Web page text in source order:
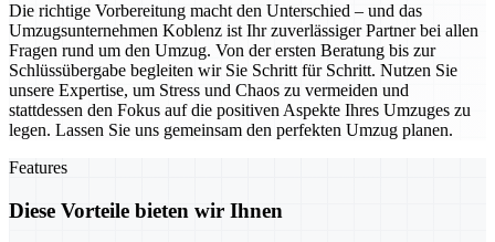
Die richtige Vorbereitung macht den Unterschied – und das
Umzugsunternehmen Koblenz ist Ihr zuverlässiger Partner bei allen
Fragen rund um den Umzug. Von der ersten Beratung bis zur
Schlüssübergabe begleiten wir Sie Schritt für Schritt. Nutzen Sie
unsere Expertise, um Stress und Chaos zu vermeiden und
stattdessen den Fokus auf die positiven Aspekte Ihres Umzuges zu
legen. Lassen Sie uns gemeinsam den perfekten Umzug planen.
Features
Diese Vorteile bieten wir Ihnen